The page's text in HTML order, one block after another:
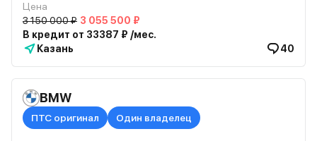
Цена
3 150 000 ₽ 3 055 500 ₽
В кредит от 33387 ₽ /мес.
Казань
40
BMW
ПТС оригинал Один владелец